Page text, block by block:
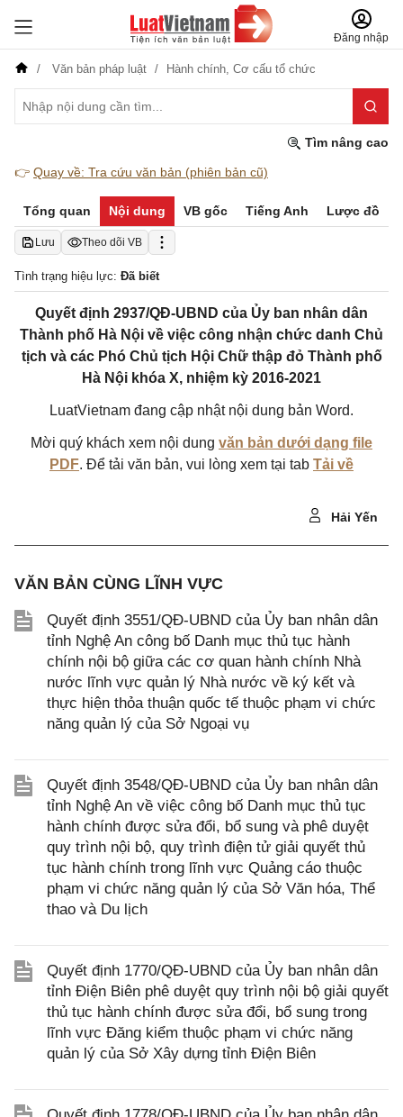
Đăng nhập
Văn bản pháp luật Hành chính, Cơ cấu tổ chức
Tìm nâng cao
👉 Quay về: Tra cứu văn bản (phiên bản cũ)
Tổng quan Nội dung VB gốc Tiếng Anh Lược đồ
Lưu Theo dõi VB
Tình trạng hiệu lực: Đã biết
Quyết định 2937/QĐ-UBND của Ủy ban nhân dân
Thành phố Hà Nội về việc công nhận chức danh Chủ
tịch và các Phó Chủ tịch Hội Chữ thập đỏ Thành phố
Hà Nội khóa X, nhiệm kỳ 2016-2021
LuatVietnam đang cập nhật nội dung bản Word.
Mời quý khách xem nội dung văn bản dưới dạng file
PDF. Để tải văn bản, vui lòng xem tại tab Tải về
Hải Yến
VĂN BẢN CÙNG LĨNH VỰC
Quyết định 3551/QĐ-UBND của Ủy ban nhân dân
tỉnh Nghệ An công bố Danh mục thủ tục hành
chính nội bộ giữa các cơ quan hành chính Nhà
nước lĩnh vực quản lý Nhà nước về ký kết và
thực hiện thỏa thuận quốc tế thuộc phạm vi chức
năng quản lý của Sở Ngoại vụ
Quyết định 3548/QĐ-UBND của Ủy ban nhân dân
tỉnh Nghệ An về việc công bố Danh mục thủ tục
hành chính được sửa đổi, bổ sung và phê duyệt
quy trình nội bộ, quy trình điện tử giải quyết thủ
tục hành chính trong lĩnh vực Quảng cáo thuộc
phạm vi chức năng quản lý của Sở Văn hóa, Thể
thao và Du lịch
Quyết định 1770/QĐ-UBND của Ủy ban nhân dân
tỉnh Điện Biên phê duyệt quy trình nội bộ giải quyết
thủ tục hành chính được sửa đổi, bổ sung trong
lĩnh vực Đăng kiểm thuộc phạm vi chức năng
quản lý của Sở Xây dựng tỉnh Điện Biên